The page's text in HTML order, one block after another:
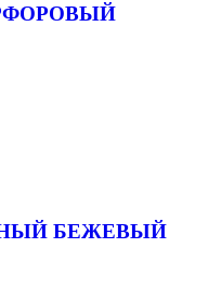
БЕЖЕВЫЙ